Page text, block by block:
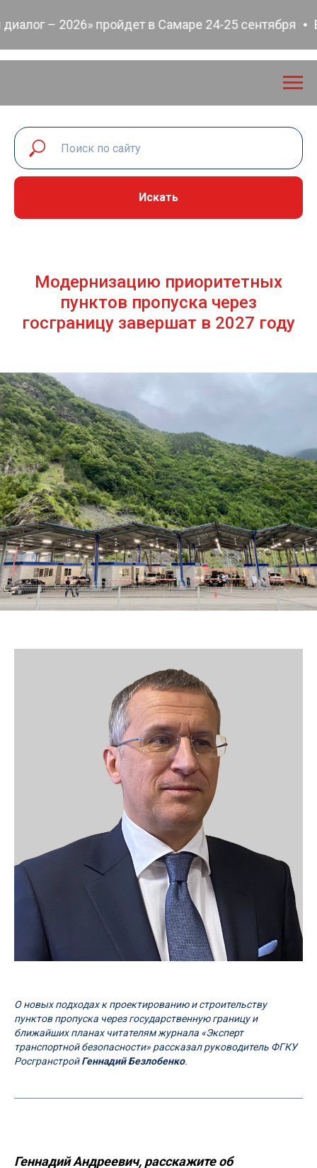
– 2026» пройдет в Самаре 24-25 сентября
Искать
Модернизацию приоритетных
пунктов пропуска через
госграницу завершат в 2027 году
О новых подходах к проектированию и строительству
пунктов пропуска через государственную границу и
ближайших планах читателям журнала «Эксперт
транспортной безопасности» рассказал руководитель ФГКУ
РосгранстройГеннадий Безлобенко.
Геннадий Андреевич, расскажите об